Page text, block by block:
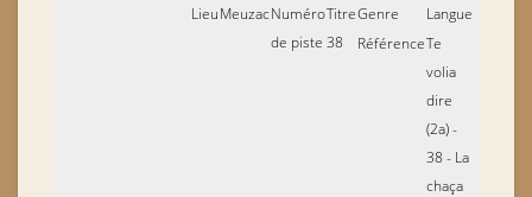
LieuMeuzacNuméro
de piste
Titre
38
Genre
Langue
RéférenceTe
volia
dire
(2a) -
38 - La
chaça